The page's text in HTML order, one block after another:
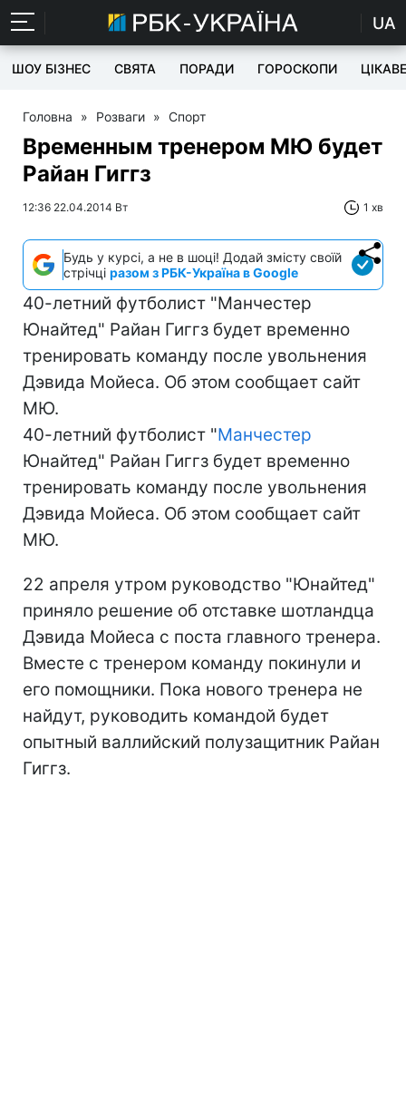
UA
ШОУ БІЗНЕС СВЯТА ПОРАДИ ГОРОСКОПИ ЦІКАВЕ
Головна » Розваги » Спорт
Временным тренером МЮ будет
Райан Гиггз
12:36 22.04.2014 Вт 1 хв
Будь у курсі, а не в шоці! Додай змісту своїй
стрічці разом з РБК-Україна в Google
40-летний футболист "Манчестер
Юнайтед" Райан Гиггз будет временно
тренировать команду после увольнения
Дэвида Мойеса. Об этом сообщает сайт
МЮ.
40-летний футболист "Манчестер
Юнайтед" Райан Гиггз будет временно
тренировать команду после увольнения
Дэвида Мойеса. Об этом сообщает сайт
МЮ.
22 апреля утром руководство "Юнайтед"
приняло решение об отставке шотландца
Дэвида Мойеса с поста главного тренера.
Вместе с тренером команду покинули и
его помощники. Пока нового тренера не
найдут, руководить командой будет
опытный валлийский полузащитник Райан
Гиггз.